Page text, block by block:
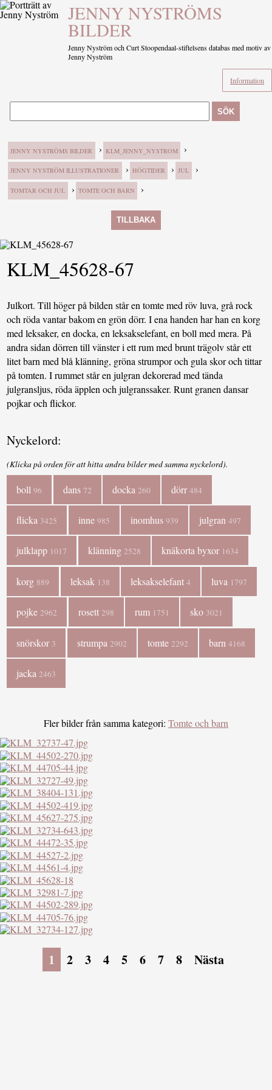
JENNY NYSTRÖMS
BILDER
Jenny Nyström och Curt Stoopendaal-stiftelsens databas med motiv av
Jenny Nyström
Information
SÖK
JENNY NYSTRÖMS BILDER › KLM_JENNY_NYSTROM ›
JENNY NYSTRÖM ILLUSTRATIONER › HÖGTIDER › JUL ›
TOMTAR OCH JUL › TOMTE OCH BARN ›
TILLBAKA
KLM_45628-67
Julkort. Till höger på bilden står en tomte med röv luva, grå rock
och röda vantar bakom en grön dörr. I ena handen har han en korg
med leksaker, en docka, en leksakselefant, en boll med mera. På
andra sidan dörren till vänster i ett rum med brunt trägolv står ett
litet barn med blå klänning, gröna strumpor och gula skor och tittar
på tomten. I rummet står en julgran dekorerad med tända
julgransljus, röda äpplen och julgranssaker. Runt granen dansar
pojkar och flickor.
Nyckelord:
(Klicka på orden för att hitta andra bilder med samma nyckelord).
boll96 dans 72 docka 260 dörr484
flicka 3425 inne 985 inomhus 939 julgran497
julklapp 1017 klänning 2528 knäkorta byxor 1634
korg 889 leksak 138 leksakselefant 4 luva 1797
pojke 2962 rosett 298 rum 1751 sko 3021
snörskor 3 strumpa 2902 tomte 2292 barn4168
jacka 2463
Fler bilder från samma kategori: Tomte och barn
1 2 3 4 5 6 7 8 Nästa